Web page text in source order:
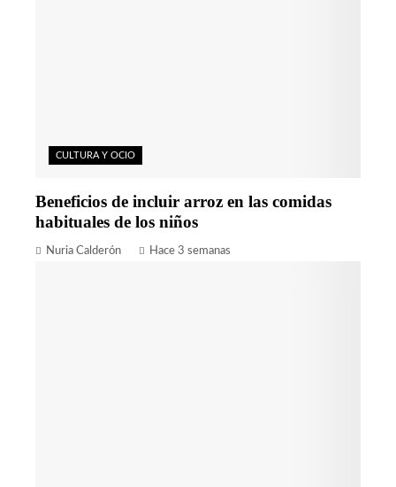
CULTURA Y OCIO
Beneficios de incluir arroz en las comidas
habituales de los niños
Nuria Calderón Hace 3 semanas